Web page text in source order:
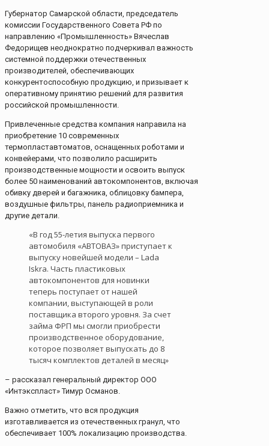
Губернатор Самарской области, председатель
комиссии Государственного Совета РФ по
направлению «Промышленность» Вячеслав
Федорищев неоднократно подчеркивал важность
системной поддержки отечественных
производителей, обеспечивающих
конкурентоспособную продукцию, и призывает к
оперативному принятию решений для развития
российской промышленности.
Привлеченные средства компания направила на
приобретение 10 современных
термопластавтоматов, оснащенных роботами и
конвейерами, что позволило расширить
производственные мощности и освоить выпуск
более 50 наименований автокомпонентов, включая
обивку дверей и багажника, облицовку бампера,
воздушные фильтры, панель радиоприемника и
другие детали.
«В год 55-летия выпуска первого
автомобиля «АВТОВАЗ» приступает к
выпуску новейшей модели – Lada
Iskra. Часть пластиковых
автокомпонентов для новинки
теперь поступает от нашей
компании, выступающей в роли
поставщика второго уровня. За счет
займа ФРП мы смогли приобрести
производственное оборудование,
которое позволяет выпускать до 8
тысяч комплектов деталей в месяц»
– рассказал генеральный директор ООО
«Интэкспласт» Тимур Османов.
Важно отметить, что вся продукция
изготавливается из отечественных гранул, что
обеспечивает 100% локализацию производства.